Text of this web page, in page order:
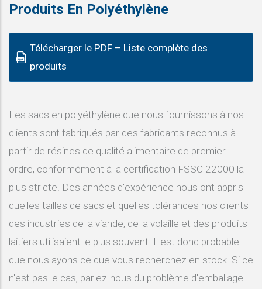
Produits En Polyéthylène
Télécharger le PDF – Liste complète des
produits
Les sacs en polyéthylène que nous fournissons à nos
clients sont fabriqués par des fabricants reconnus à
partir de résines de qualité alimentaire de premier
ordre, conformément à la certification FSSC 22000 la
plus stricte. Des années d'expérience nous ont appris
quelles tailles de sacs et quelles tolérances nos clients
des industries de la viande, de la volaille et des produits
laitiers utilisaient le plus souvent. Il est donc probable
que nous ayons ce que vous recherchez en stock. Si ce
n'est pas le cas, parlez-nous du problème d'emballage